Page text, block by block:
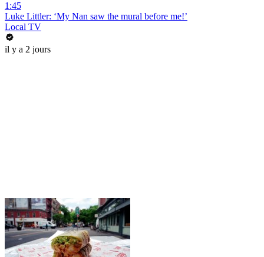
1:45
Luke Littler: ‘My Nan saw the mural before me!’
Local TV
il y a 2 jours